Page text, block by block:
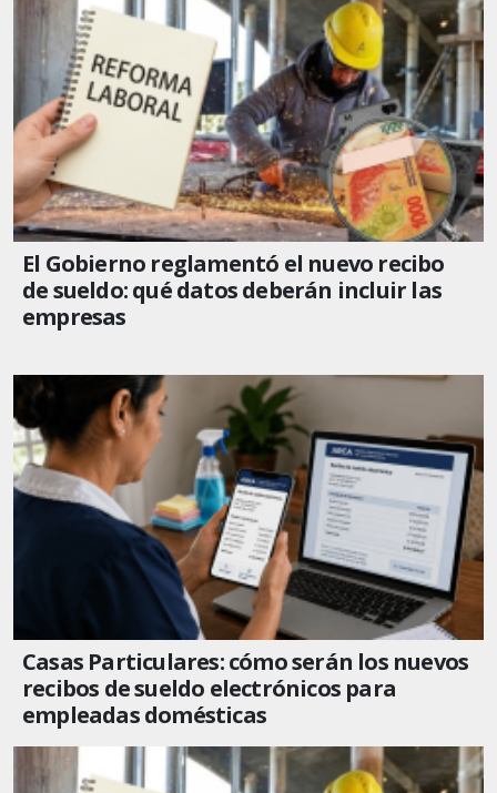
El Gobierno reglamentó el nuevo recibo
de sueldo: qué datos deberán incluir las
empresas
Casas Particulares: cómo serán los nuevos
recibos de sueldo electrónicos para
empleadas domésticas